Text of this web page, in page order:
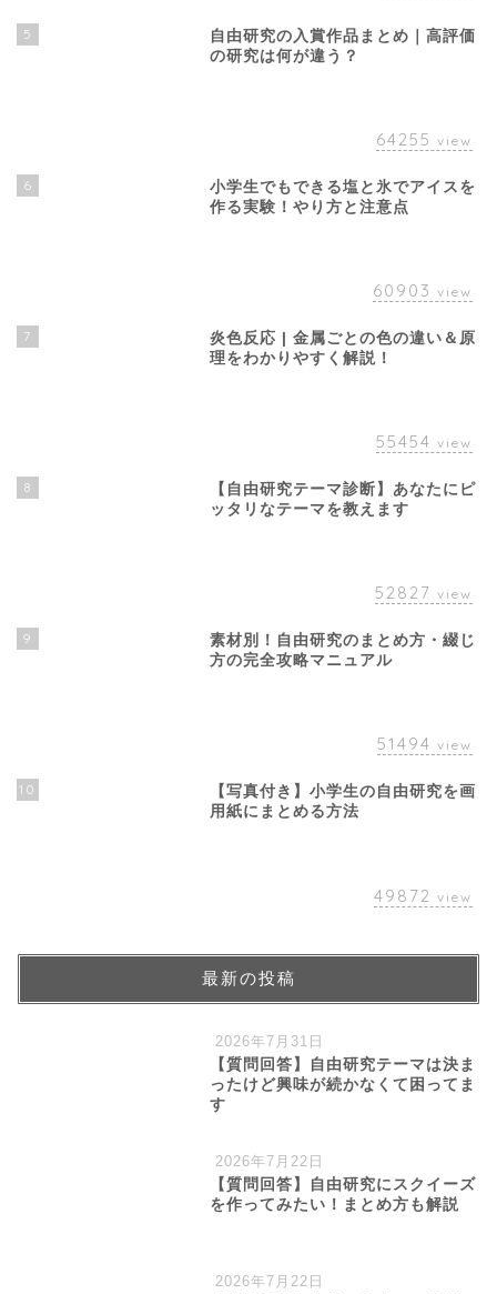
5
自由研究の入賞作品まとめ｜高評価
の研究は何が違う？
64255 view
6
小学生でもできる塩と氷でアイスを
作る実験！やり方と注意点
60903 view
7
炎色反応 | 金属ごとの色の違い＆原
理をわかりやすく解説！
55454 view
8
【自由研究テーマ診断】あなたにピ
ッタリなテーマを教えます
52827 view
9
素材別！自由研究のまとめ方・綴じ
方の完全攻略マニュアル
51494 view
10
【写真付き】小学生の自由研究を画
用紙にまとめる方法
49872 view
最新の投稿
2026年7月31日
【質問回答】自由研究テーマは決ま
ったけど興味が続かなくて困ってま
す
2026年7月22日
【質問回答】自由研究にスクイーズ
を作ってみたい！まとめ方も解説
2026年7月22日